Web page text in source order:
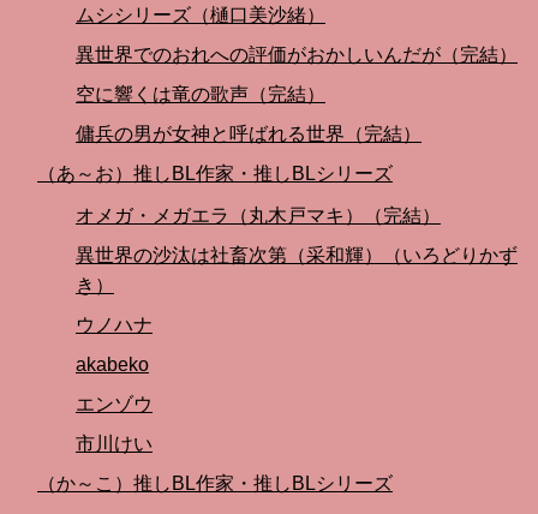
ムシシリーズ（樋口美沙緒）
異世界でのおれへの評価がおかしいんだが（完結）
空に響くは竜の歌声（完結）
傭兵の男が女神と呼ばれる世界（完結）
（あ～お）推しBL作家・推しBLシリーズ
オメガ・メガエラ（丸木戸マキ）（完結）
異世界の沙汰は社畜次第（采和輝）（いろどりかず
き）
ウノハナ
akabeko
エンゾウ
市川けい
（か～こ）推しBL作家・推しBLシリーズ